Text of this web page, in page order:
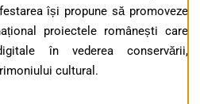
își propune să promoveze
proiectele românești care
în vederea conservării,
cultural.